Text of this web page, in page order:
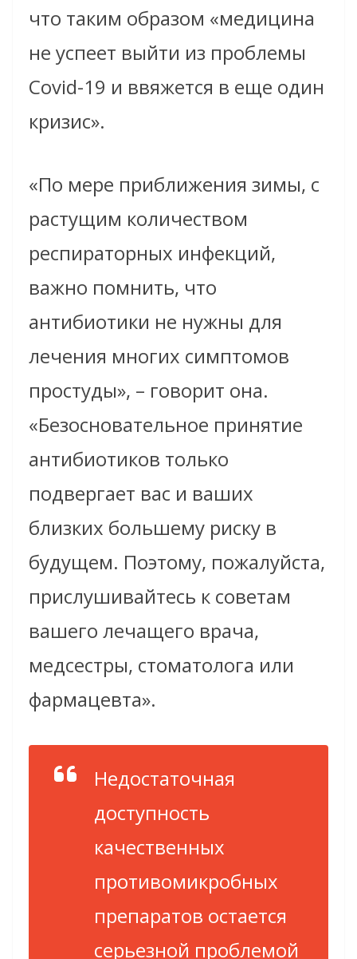
что таким образом «медицина
не успеет выйти из проблемы
Covid-19 и ввяжется в еще один
кризис».
«По мере приближения зимы, с
растущим количеством
респираторных инфекций,
важно помнить, что
антибиотики не нужны для
лечения многих симптомов
простуды», – говорит она.
«Безосновательное принятие
антибиотиков только
подвергает вас и ваших
близких большему риску в
будущем. Поэтому, пожалуйста,
прислушивайтесь к советам
вашего лечащего врача,
медсестры, стоматолога или
фармацевта».
Недостаточная
доступность
качественных
противомикробных
препаратов остается
серьезной проблемой